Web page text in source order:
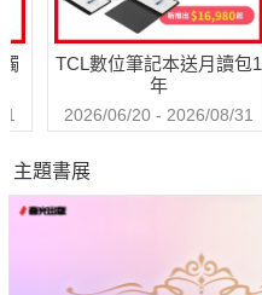
TCL數位筆記本送月讀包1
年
2026/06/20 - 2026/08/31
主題書展